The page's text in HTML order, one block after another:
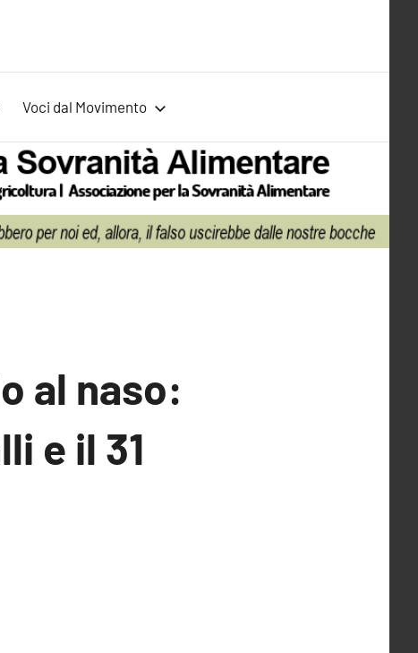
Voci dal Movimento
al naso:
e il 31